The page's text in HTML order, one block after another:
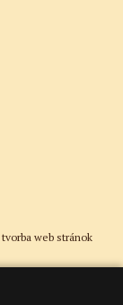
tvorba web stránok